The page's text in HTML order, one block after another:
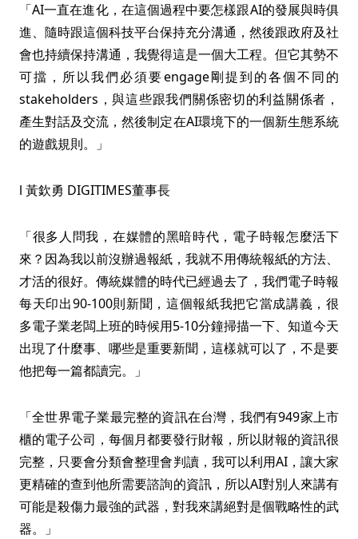
「AI一直在進化，在這個過程中要怎樣跟AI的發展與時俱
進、隨時跟這個科技平台保持充分溝通，然後跟政府及社
會也持續保持溝通，我覺得這是一個大工程。但它其勢不
可擋，所以我們必須要engage剛提到的各個不同的
stakeholders，與這些跟我們關係密切的利益關係者，
產生對話及交流，然後制定在AI環境下的一個新生態系統
的遊戲規則。」
l 黃欽勇 DIGITIMES董事長
「很多人問我，在媒體的黑暗時代，電子時報怎麼活下
來？因為我以前沒辦過報紙，我就不用傳統報紙的方法、
才活的很好。傳統媒體的時代已經過去了，我們電子時報
每天印出90-100則新聞，這個報紙我把它當成講義，很
多電子業老闆上班的時候用5-10分鐘掃描一下、知道今天
出現了什麼事、哪些是重要新聞，這樣就可以了，不是要
他把每一篇都讀完。」
「全世界電子業最完整的資訊在台灣，我們有949家上市
櫃的電子公司，每個月都要發行財報，所以財報的資訊很
完整，只要會分類會整理會判讀，我可以利用AI，讓大家
更精確的查到他所需要諮詢的資訊，所以AI對別人來講有
可能是殺傷力最強的武器，對我來講絕對是個戰略性的武
器。」